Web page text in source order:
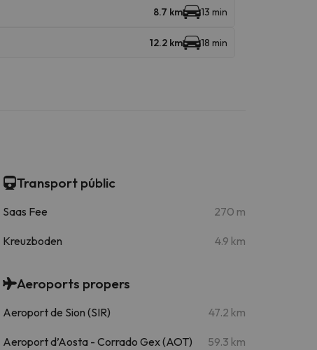
8.7 km 13 min
12.2 km 18 min
Transport públic
Saas Fee 270 m
Kreuzboden 4.9 km
Aeroports propers
Aeroport de Sion (SIR) 47.2 km
Aeroport d’Aosta - Corrado Gex (AOT) 59.3 km